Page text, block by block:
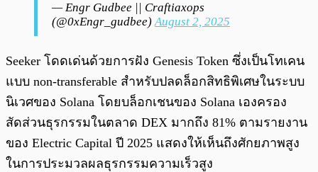
— Engr Gudbee || Craftiaxops
(@0xEngr_gudbee)August 2, 2025
Seeker โดดเด่นด้วยการฝัง Genesis Token ซึ่งเป็นโทเคน
แบบ non-transferable สำหรับปลดล็อกสิทธิพิเศษในระบบ
นิเวศของ Solana โดยบล็อกเชนของ Solana เองครอง
สัดส่วนธุรกรรมในตลาด DEX มากถึง 81% ตามรายงาน
ของ Electric Capital ปี 2025 แสดงให้เห็นถึงศักยภาพสูง
ในการประมวลผลธุรกรรมความเร็วสูง